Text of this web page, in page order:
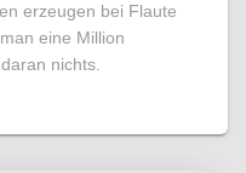
erzeugen bei Flaute
eine Million
nichts.